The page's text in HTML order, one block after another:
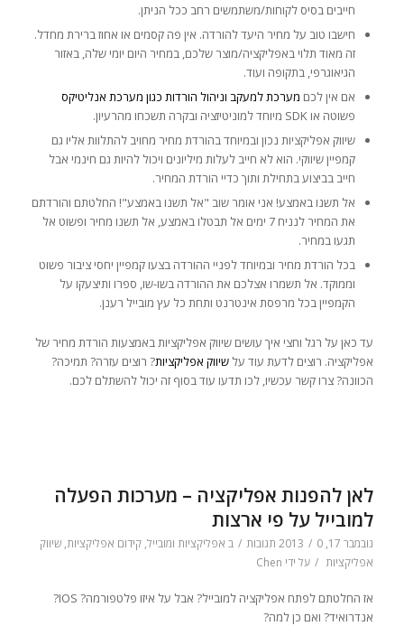
חייבים בסיס לקוחות/משתמשים רחב ככל הניתן.
חישבו טוב על מחיר היעד להורדה. אין פה קסמים או אחוז ברירת מחדל.
זה מאוד תלוי באפליקציה/מוצר שלכם, במחיר היום יומי שלה, באזור
הגיאוגרפי, בתקופה ועוד.
אם אין לכם מערכת למעקב וניהול הורדות כגון מערכת אנליטיקס
פשוטה או SDK מיוחד למוניטיזציה ובקרה תשכחו מהרעיון.
שיווק אפליקציות נכון ובמיוחד בהורדת מחיר מחויב להתלוות אליו גם
קמפיין שיווקי. הוא לא חייב לעלות מיליונים ויכול להיות גם חינמי אבל
חייב בביצוע בתחילת ותוך כדיי הורדת המחיר.
אל תשנו באמצע! אני אומר שוב "אל תשנו באמצע"! החלטתם והורדתם
את המחיר לנניח 7 ימים אל תבטלו באמצע, אל תשנו מחיר ופשוט אל
תגעו במחיר.
בכל הורדת מחיר ובמיוחד לפניי ההורדה בצעו קמפיין יחסי ציבור פשוט
וממוקד. אל תשמרו אצלכם את ההורדה בשו-שו, ספרו ותיצעקו על
הקמפיין בכל מרפסת אינטרנט ותחת כל עץ מובייל רענן.
עד כאן על רגל וחצי איך עושים שיווק אפליקציות באמצעות הורדת מחיר של
אפליקציה. רוצים לדעת עוד על שיווק אפליקציות? רוצים עזרה? תמיכה?
הכוונה? צרו קשר עכשיו, לכו תדעו עוד בסוף זה יכול להשתלם לכם.
לאן להפנות אפליקציה – מערכות הפעלה
למובייל על פי ארצות
נובמבר 17, 2013 / 0 תגובות / ב אפליקציות ומובייל, קידום אפליקציות, שיווק
אפליקציות / על ידי Chen
אז החלטתם לפתח אפליקציה למובייל? אבל על איזו פלטפורמה? IOS?
אנדרואיד? ואם כן למה?